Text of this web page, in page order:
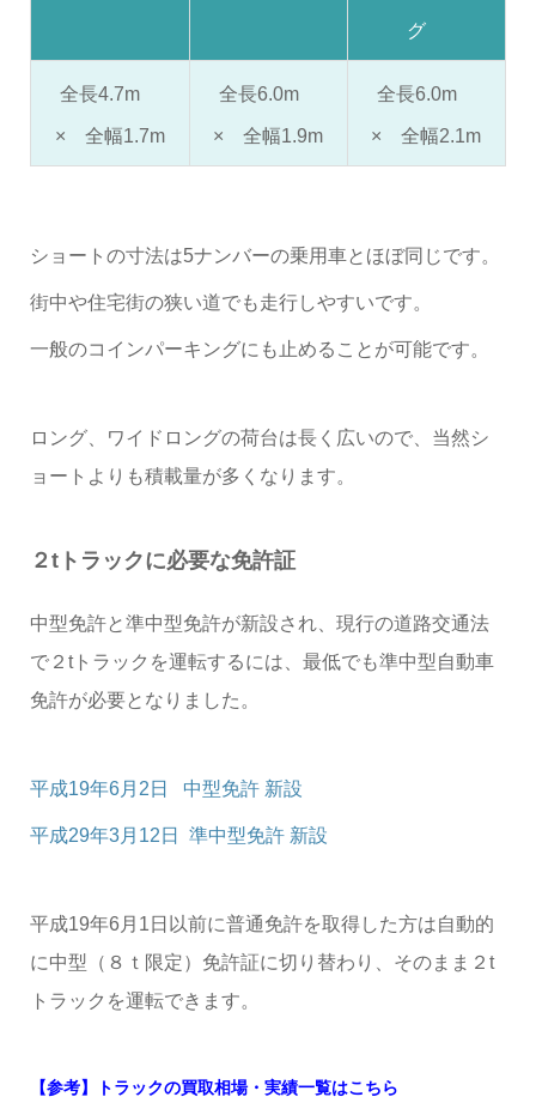
グ
全長4.7m
× 全幅1.7m
全長6.0m
× 全幅1.9m
全長6.0m
× 全幅2.1m
ショートの寸法は5ナンバーの乗用車とほぼ同じです。
街中や住宅街の狭い道でも走行しやすいです。
一般のコインパーキングにも止めることが可能です。
ロング、ワイドロングの荷台は長く広いので、当然シ
ョートよりも積載量が多くなります。
２tトラックに必要な免許証
中型免許と準中型免許が新設され、現行の道路交通法
で２tトラックを運転するには、最低でも準中型自動車
免許が必要となりました。
平成19年6月2日 中型免許 新設
平成29年3月12日 準中型免許 新設
平成19年6月1日以前に普通免許を取得した方は自動的
に中型（８ｔ限定）免許証に切り替わり、そのまま２t
トラックを運転できます。
【参考】トラックの買取相場・実績一覧はこちら